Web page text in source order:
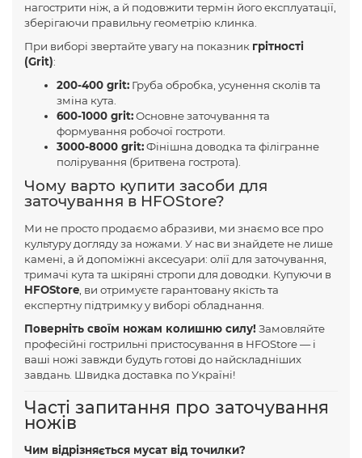
нагострити ніж, а й подовжити термін його експлуатації,
зберігаючи правильну геометрію клинка.
При виборі звертайте увагу на показник грітності
(Grit):
200-400 grit: Груба обробка, усунення сколів та
зміна кута.
600-1000 grit:Основне заточування та
формування робочої гостроти.
3000-8000 grit:Фінішна доводка та філігранне
полірування (бритвена гострота).
Чому варто купити засоби для
заточування в HFOStore?
Ми не просто продаємо абразиви, ми знаємо все про
культуру догляду за ножами. У нас ви знайдете не лише
камені, а й допоміжні аксесуари: олії для заточування,
тримачі кута та шкіряні стропи для доводки. Купуючи в
HFOStore, ви отримуєте гарантовану якість та
експертну підтримку у виборі обладнання.
Поверніть своїм ножам колишню силу!Замовляйте
професійні гострильні пристосування в HFOStore — і
ваші ножі завжди будуть готові до найскладніших
завдань. Швидка доставка по Україні!
Часті запитання про заточування
ножів
Чим відрізняється мусат від точилки?